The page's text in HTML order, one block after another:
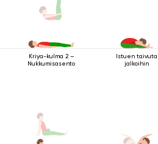
Kriya-kulma 2 –
Nukkumisasento
Istuen taivuta
jalkoihin